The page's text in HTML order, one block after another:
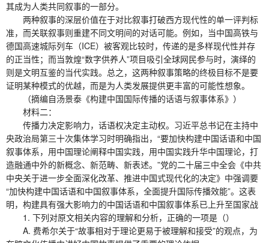
其成为人类共同叙事的一部分。
两种叙事的深层价值在于对比叙事打破西方现代性的单一评判标
准，而关联叙事则重建不同文明间的对话可能。例如，当中国高铁与
德国高速城际列车（ICE）被客观比较时，传递的是多样现代性并存
的正当性；而当敦煌“数字供养人”项目吸引全球网民参与时，演绎的
则是文明互鉴的当代实践。总之，这两种叙事策略的终极目标不是要
证明某种模式的优越，而是为人类发展提供更丰富的可能性想象。
（摘编自汤景泰《构建中国国际传播的话语与叙事体系》）
材料二：
传播力决定影响力，话语权决定主动权。习近平总书记在主持中
央政治局第三十次集体学习时明确指出，“要加快构建中国话语和中国
叙事体系，用中国理论阐释中国实践，用中国实践升华中国理论，打
造融通中外的新概念、新范畴、新表述。”党的二十届三中全会《中共
中央关于进一步全面深化改革、推进中国式现代化的决定》中强调要
“加快构建中国话语和中国叙事体系，全面提升国际传播效能”。这表
明，构建具有强大影响力的中国话语和中国叙事体系已上升至国家战
1. 下列对原文相关内容的理解和分析，正确的一项是（）
A. 费希尔关于“故事相对于理论更易于被理解和接受”的观点，为